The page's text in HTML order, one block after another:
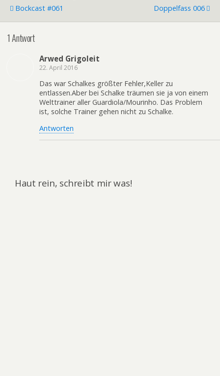
Bockcast #061
Doppelfass 006
1 Antwort
Arwed Grigoleit
22. April 2016
Das war Schalkes größter Fehler,Keller zu
entlassen.Aber bei Schalke träumen sie ja von einem
Welttrainer aller Guardiola/Mourinho. Das Problem
ist, solche Trainer gehen nicht zu Schalke.
Antworten
Haut rein, schreibt mir was!